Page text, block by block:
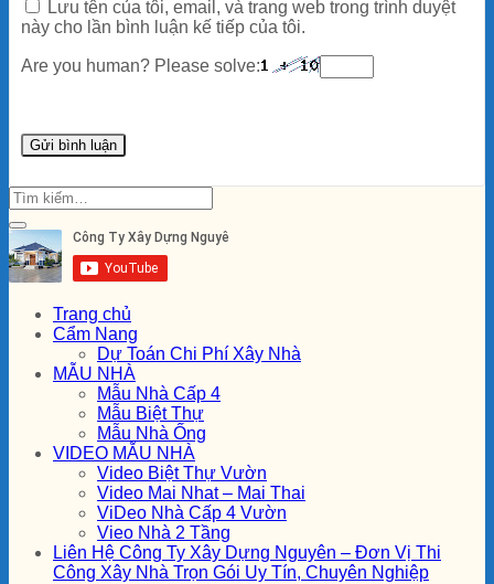
Lưu tên của tôi, email, và trang web trong trình duyệt
này cho lần bình luận kế tiếp của tôi.
Are you human? Please solve:
Trang chủ
Cẩm Nang
Dự Toán Chi Phí Xây Nhà
MẪU NHÀ
Mẫu Nhà Cấp 4
Mẫu Biệt Thự
Mẫu Nhà Ống
VIDEO MẪU NHÀ
Video Biệt Thự Vườn
Video Mai Nhat – Mai Thai
ViDeo Nhà Cấp 4 Vườn
Vieo Nhà 2 Tầng
Liên Hệ Công Ty Xây Dựng Nguyên – Đơn Vị Thi
Công Xây Nhà Trọn Gói Uy Tín, Chuyên Nghiệp